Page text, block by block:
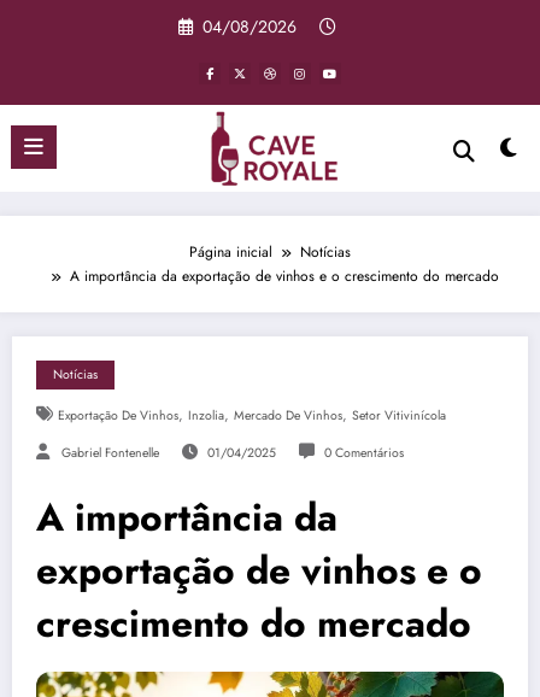
04/08/2026
Página inicial
Notícias
A importância da exportação de vinhos e o crescimento do mercado
Notícias
Exportação De Vinhos, Inzolia, Mercado De Vinhos, Setor Vitivinícola
Gabriel Fontenelle 01/04/2025 0 Comentários
A importância da
exportação de vinhos e o
crescimento do mercado